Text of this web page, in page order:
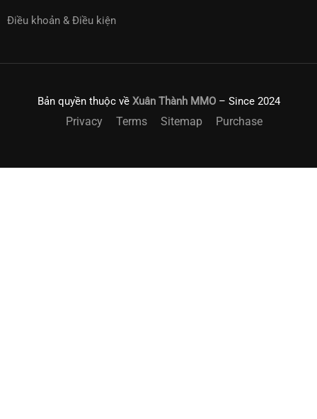
Điều khoản & Điều kiện
Bản quyền thuộc về Xuân Thành MMO– Since 2024
Privacy Terms Sitemap Purchase